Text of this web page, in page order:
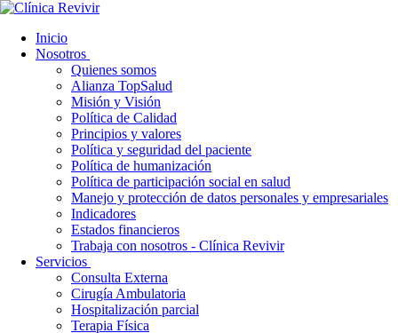
Inicio
Nosotros
Quienes somos
Alianza TopSalud
Misión y Visión
Política de Calidad
Principios y valores
Política y seguridad del paciente
Política de humanización
Política de participación social en salud
Manejo y protección de datos personales y empresariales
Indicadores
Estados financieros
Trabaja con nosotros - Clínica Revivir
Servicios
Consulta Externa
Cirugía Ambulatoria
Hospitalización parcial
Terapia Física